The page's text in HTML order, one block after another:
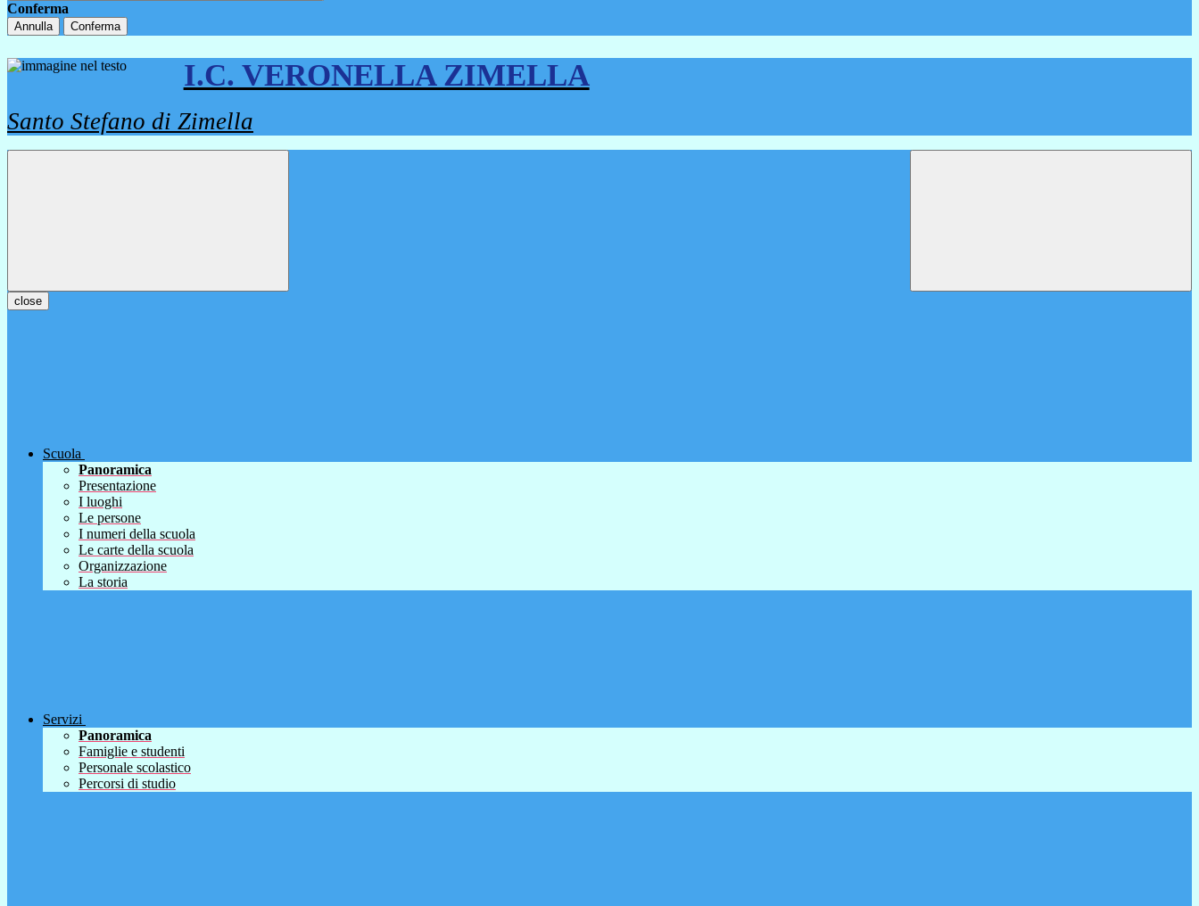
Conferma
Annulla Conferma
I.C. VERONELLA ZIMELLA
Santo Stefano di Zimella
close
Scuola
Panoramica
Presentazione
I luoghi
Le persone
I numeri della scuola
Le carte della scuola
Organizzazione
La storia
Servizi
Panoramica
Famiglie e studenti
Personale scolastico
Percorsi di studio